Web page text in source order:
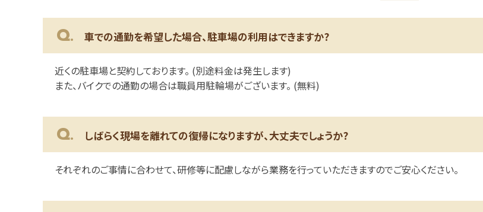
Q. 車での通勤を希望した場合、駐車場の利用はできますか?
近くの駐車場と契約しております。 (別途料金は発生します)
また、バイクでの通勤の場合は職員用駐輪場がございます。 (無料)
Q. しばらく現場を離れての復帰になりますが、大丈夫でしょうか?
それぞれのご事情に合わせて、研修等に配慮しながら業務を行っていただきますのでご安心ください。